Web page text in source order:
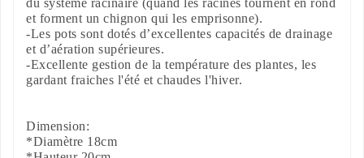
du système racinaire (quand les racines tournent en rond
et forment un chignon qui les emprisonne).
-Les pots sont dotés d’excellentes capacités de drainage
et d’aération supérieures.
-Excellente gestion de la température des plantes, les
gardant fraiches l'été et chaudes l'hiver.
Dimension:
*Diamètre 18cm